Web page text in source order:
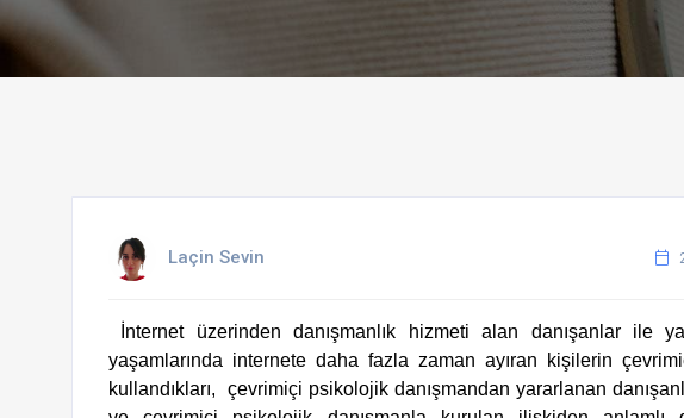
Laçin Sevin
İnternet üzerinden danışmanlık hizmeti alan danışanlar ile
yaşamlarında internete daha fazla zaman ayıran kişilerin
kullandıkları,  çevrimiçi psikolojik danışmandan yararlanan